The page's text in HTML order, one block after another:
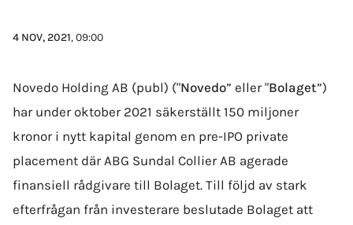
4 NOV, 2021, 09:00
Novedo Holding AB (publ) ("Novedo” eller "Bolaget”)
har under oktober 2021 säkerställt 150 miljoner
kronor i nytt kapital genom en pre-IPO private
placement där ABG Sundal Collier AB agerade
finansiell rådgivare till Bolaget. Till följd av stark
efterfrågan från investerare beslutade Bolaget att